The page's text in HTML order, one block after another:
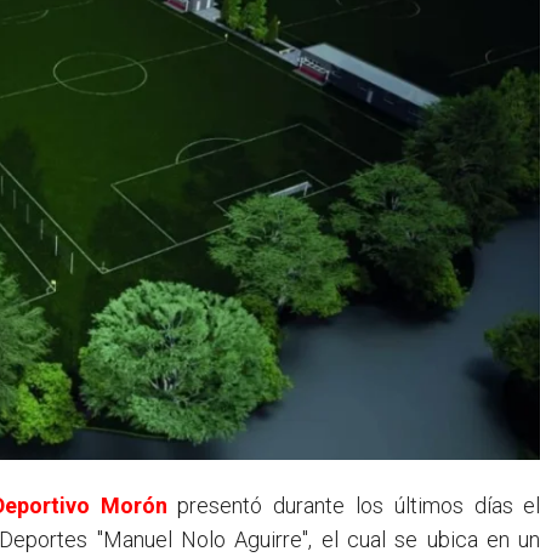
Morón presentó durante los últimos días el
"Manuel Nolo Aguirre", el cual se ubica en un